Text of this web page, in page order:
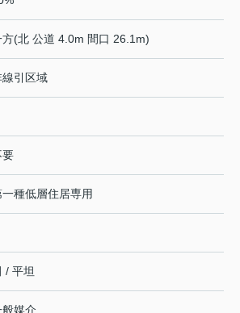
方(北 公道 4.0m 間口 26.1m)
線引区域
要
一種低層住居専用
/ 平坦
般媒介